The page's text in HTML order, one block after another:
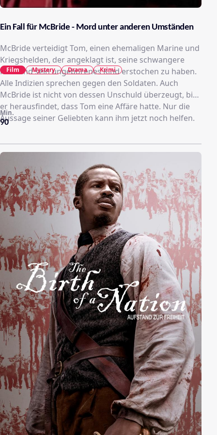
Ein Fall für McBride - Mord unter anderen Umständen
McBride verteidigt Tom, einen ehemaligen Marine und
Kriegshelden, der angeklagt ist, seine schwangere
Frau und sein ungeborenes Kind erstochen zu haben.
Alle Indizien sprechen gegen den Soldaten. Auch
McBride ist nicht von dessen Unschuld überzeugt, bis
er herausfindet, dass Tom eine Affäre hatte. Nur die
Aussage seiner Geliebten kann ihm jetzt noch helfen.
90
Min.
Film Mystery Drama Krimi